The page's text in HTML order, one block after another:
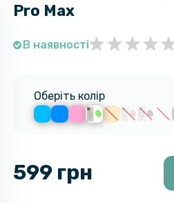
Pro Max
В наявності
Оберіть колір
599 грн